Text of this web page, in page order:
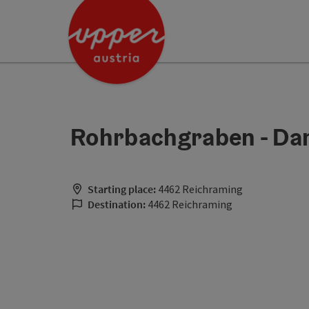
Accesskey
Accesskey
Rohrbachgraben -
Starting place: 4462 Reichraming
Destination: 4462 Reichraming